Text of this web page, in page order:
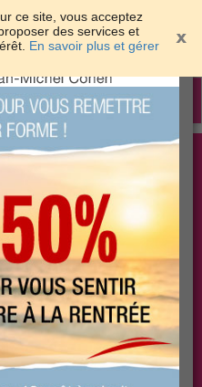
ce site, vous acceptez
des services et
En savoir plus et gérer
maigrir et être bien
peau
PLUS
COACHING
×